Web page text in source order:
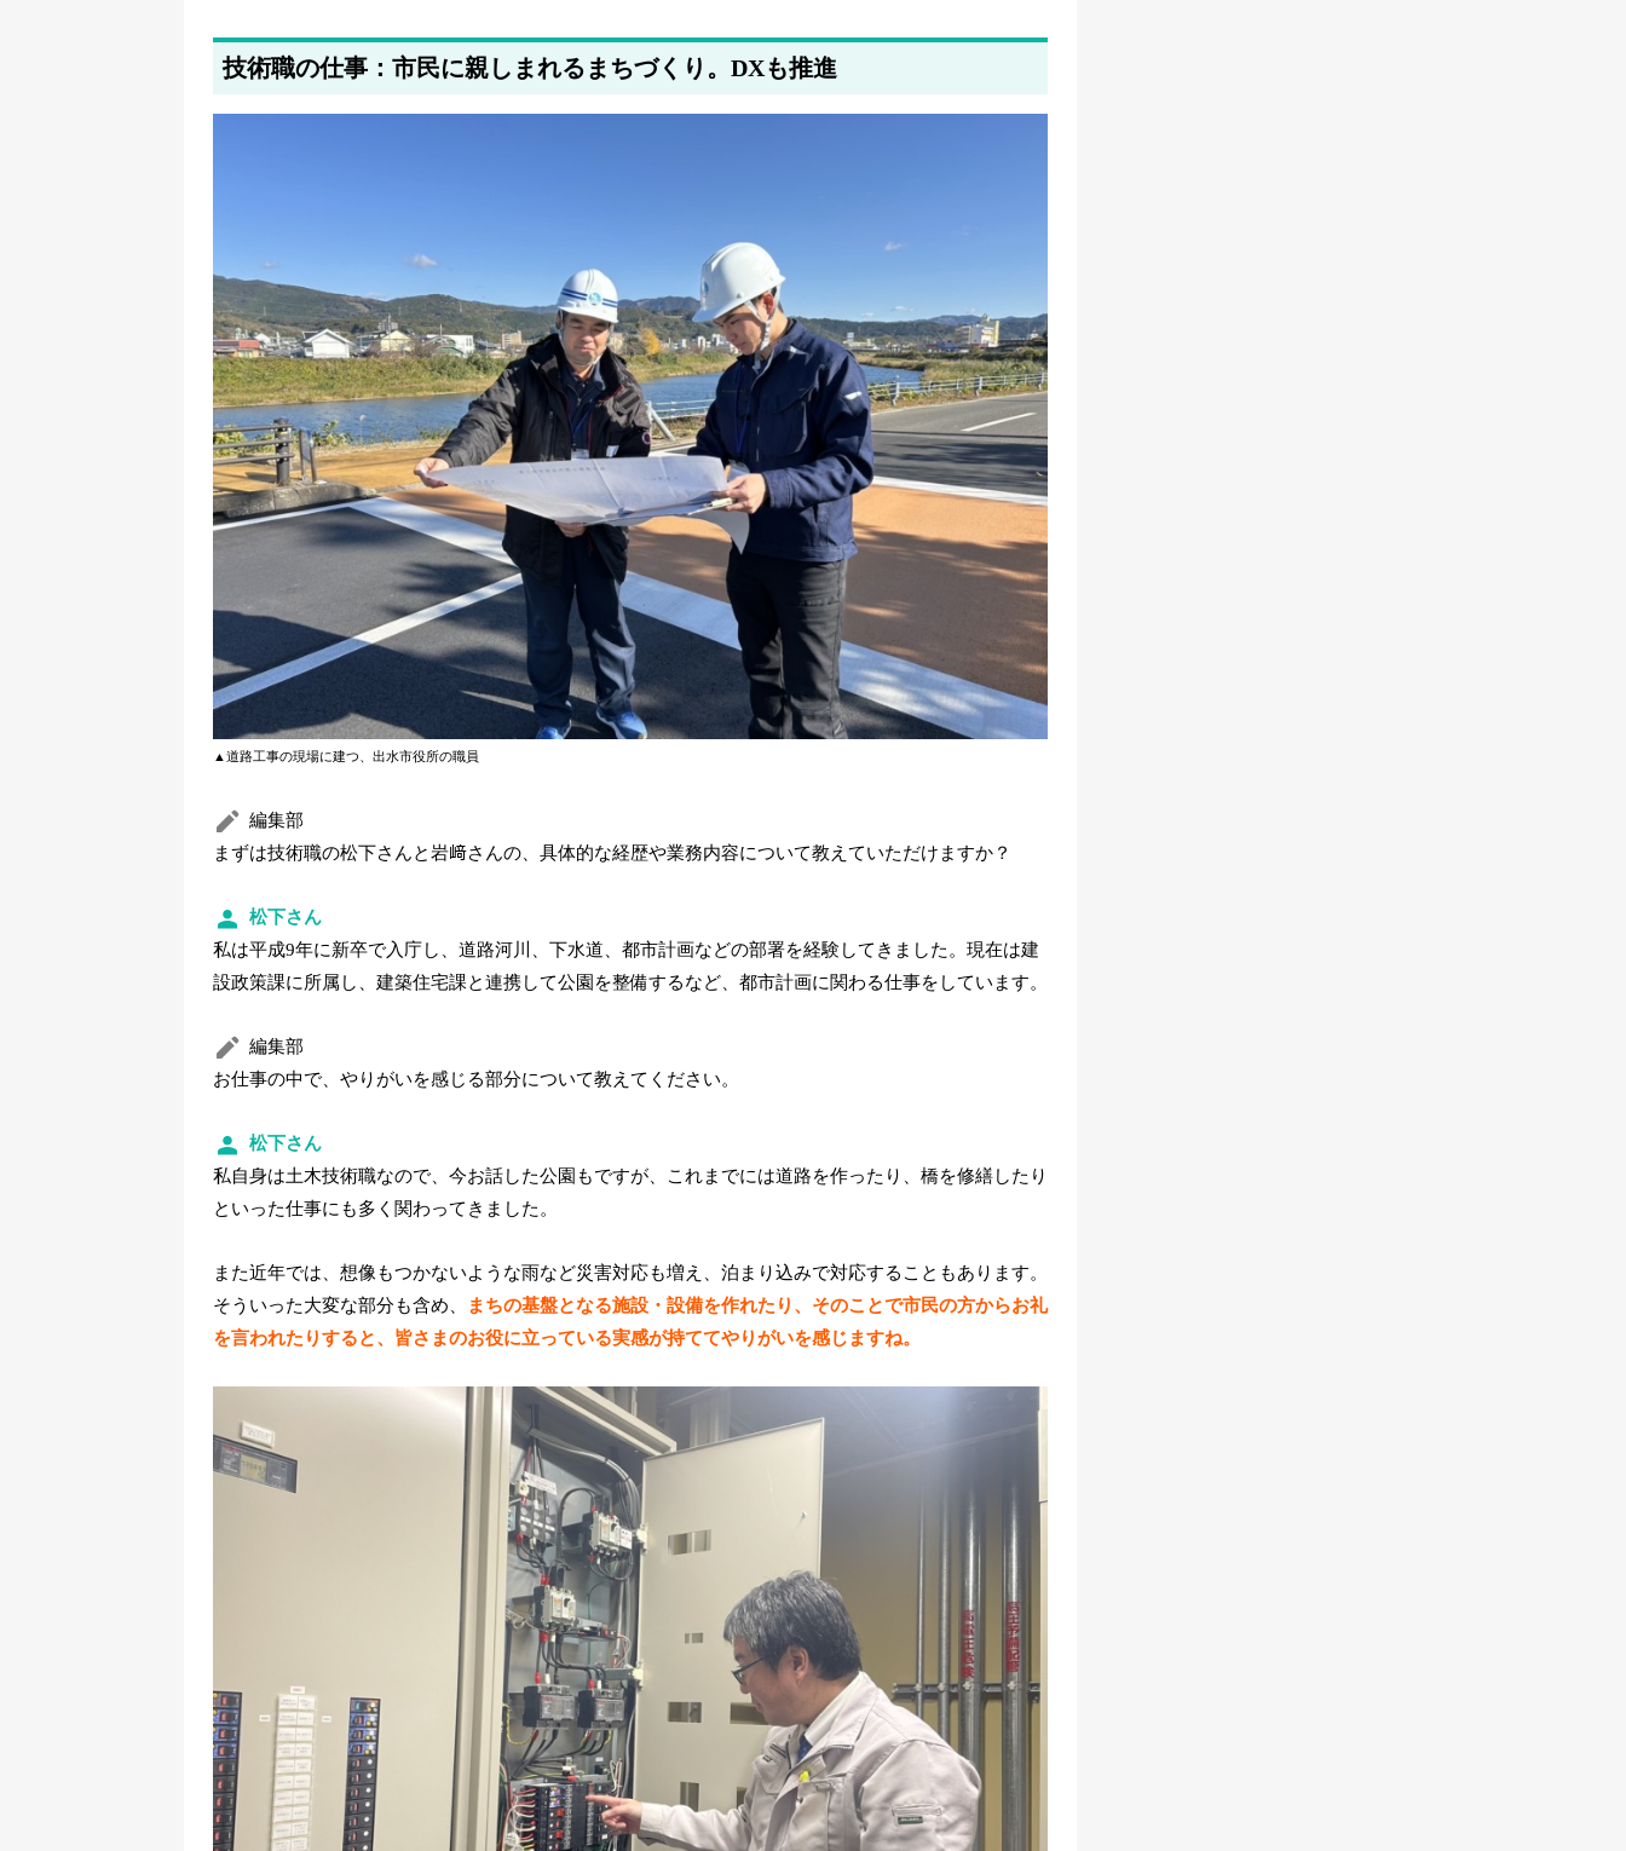
技術職の仕事：市民に親しまれるまちづくり。DXも推進
▲道路工事の現場に建つ、出水市役所の職員
編集部
まずは技術職の松下さんと岩﨑さんの、具体的な経歴や業務内容について教えていただけますか？
松下さん
私は平成9年に新卒で入庁し、道路河川、下水道、都市計画などの部署を経験してきました。現在は建
設政策課に所属し、建築住宅課と連携して公園を整備するなど、都市計画に関わる仕事をしています。
編集部
お仕事の中で、やりがいを感じる部分について教えてください。
松下さん
私自身は土木技術職なので、今お話した公園もですが、これまでには道路を作ったり、橋を修繕したり
といった仕事にも多く関わってきました。
また近年では、想像もつかないような雨など災害対応も増え、泊まり込みで対応することもあります。
そういった大変な部分も含め、
まちの基盤となる施設・設備を作れたり、そのことで市民の方からお礼
を言われたりすると、皆さまのお役に立っている実感が持ててやりがいを感じますね。